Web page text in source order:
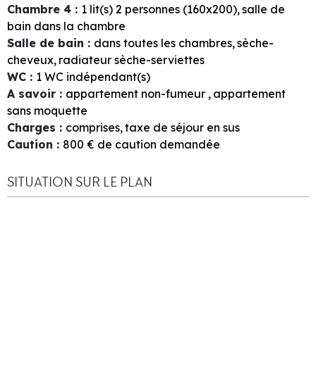
Chambre 4 : 1 lit(s) 2 personnes (160x200) salle de
bain dans la chambre
Salle de bain : dans toutes les chambres sèche-
cheveux radiateur sèche-serviettes
WC : 1 WC indépendant(s)
A savoir : appartement non-fumeur appartement
sans moquette
Charges : comprises taxe de séjour en sus
Caution : 800 € de caution demandée
SITUATION SUR LE PLAN